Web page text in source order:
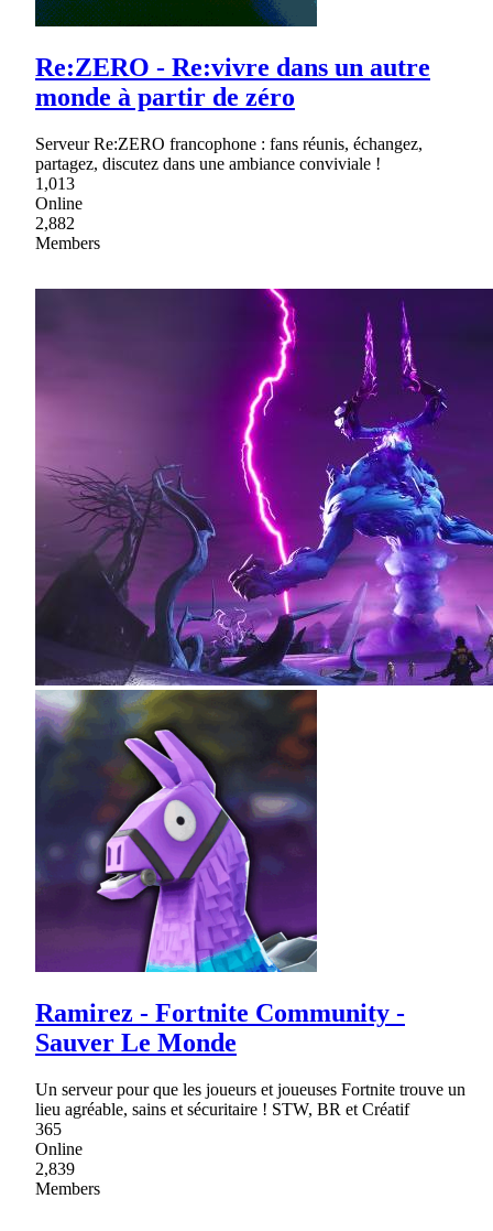
Re:ZERO - Re:vivre dans un autre
monde à partir de zéro
Serveur Re:ZERO francophone : fans réunis, échangez,
partagez, discutez dans une ambiance conviviale !
1,013
Online
2,882
Members
Ramirez - Fortnite Community -
Sauver Le Monde
Un serveur pour que les joueurs et joueuses Fortnite trouve un
lieu agréable, sains et sécuritaire ! STW, BR et Créatif
365
Online
2,839
Members